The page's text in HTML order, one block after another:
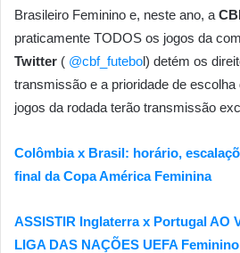
Brasileiro Feminino e, neste ano, a
praticamente TODOS os jogos da
Twitter ( @cbf_futebol) detém os
transmissão e a prioridade de
jogos da rodada terão transmissão
Colômbia x Brasil: horário,
final da Copa América Feminina
ASSISTIR Inglaterra x Portugal AO
LIGA DAS NAÇÕES UEFA